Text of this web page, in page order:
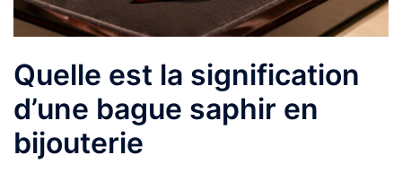
Quelle est la signification
d’une bague saphir en
bijouterie